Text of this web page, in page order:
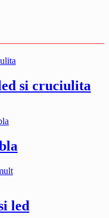
si cruciulita
led